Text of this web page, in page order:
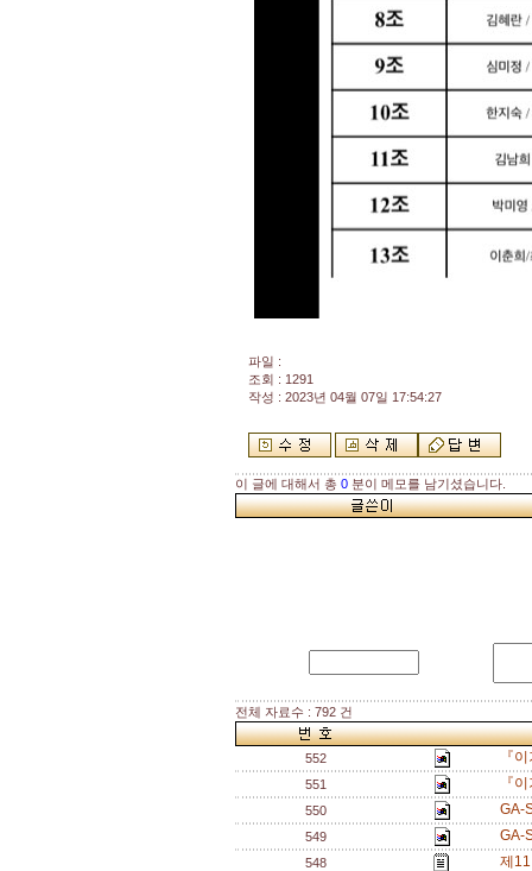
파일 :
조회 : 1291
작성 : 2023년 04월 07일 17:54:27
이 글에 대해서 총 0 분이 메모를 남기셨습니다.
전체 자료수 : 792 건
552 『
551 『
550 GA-
549 GA-
548 제